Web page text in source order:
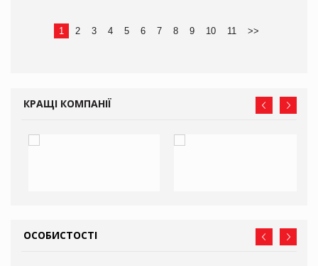
1 2 3 4 5 6 7 8 9 10 11 >>
КРАЩІ КОМПАНІЇ
ОСОБИСТОСТІ